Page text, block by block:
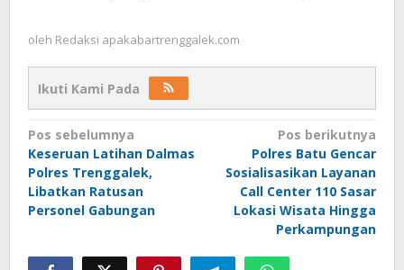
oleh Redaksi apakabartrenggalek.com
Ikuti Kami Pada
Navigasi
pos
Pos sebelumnya
Keseruan Latihan Dalmas
Polres Trenggalek,
Libatkan Ratusan
Personel Gabungan
Pos berikutnya
Polres Batu Gencar
Sosialisasikan Layanan
Call Center 110 Sasar
Lokasi Wisata Hingga
Perkampungan